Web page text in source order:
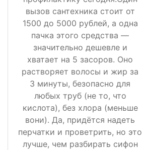
вызов сантехника стоит от
1500 до 5000 рублей, а одна
пачка этого средства —
значительно дешевле и
хватает на 5 засоров. Оно
растворяет волосы и жир за
3 минуты, безопасно для
любых труб (не то, что
кислота), без хлора (меньше
вони). Да, придётся надеть
перчатки и проветрить, но это
лучше, чем разбирать сифон